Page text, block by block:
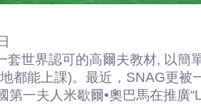
套世界認可的高爾夫教材, 以簡
都能上課)。最近，SNAG更被
第一夫人米歇爾•奧巴馬在推廣